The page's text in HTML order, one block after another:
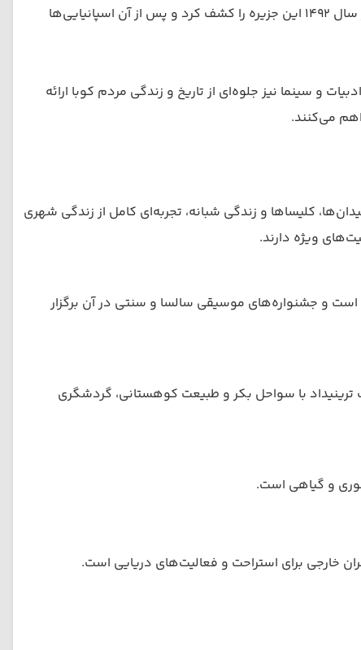
کوبا تاریخ پیچیده‌ای دارد که از تمدن‌های بومی تا دوران استعمار اسپانیا و تحولات سیاسی مدرن را شامل می‌شود. کریستف کلمب در سال ۱۴۹۲ این جزیره را کشف کرد و پس از آن اسپانیایی‌ها
سینما نیز جلوه‌ای از تاریخ و زندگی مردم کوبا ارائه
می‌کنند.
کلیساها و زندگی شبانه، تجربه‌ای کامل از زندگی شهری
ویژه دارند.
است و جشنواره‌های موسیقی سالسا و سنتی در آن برگزار
با سواحل بکر و طبیعت کوهستانی، گردشگری
و گیاهی است.
خارجی برای استراحت و فعالیت‌های دریایی است.